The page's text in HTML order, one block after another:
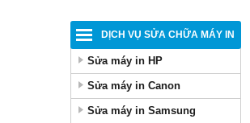
DỊCH VỤ SỬA CHỮA MÁY IN
Sửa máy in HP
Sửa máy in Canon
Sửa máy in Samsung